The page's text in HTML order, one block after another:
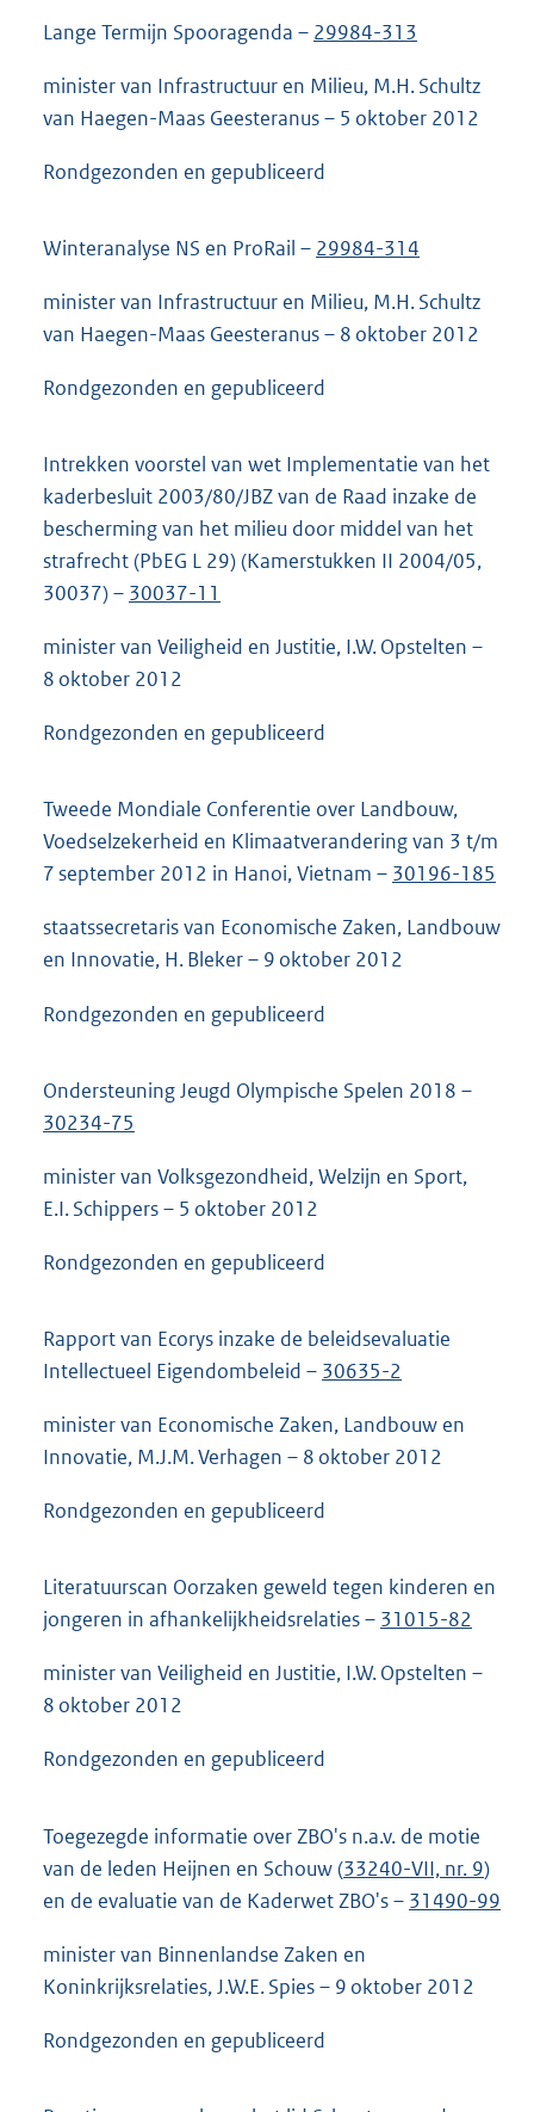
Lange Termijn Spooragenda – 29984-313
minister van Infrastructuur en Milieu, M.H. Schultz
van Haegen-Maas Geesteranus – 5 oktober 2012
Rondgezonden en gepubliceerd
Winteranalyse NS en ProRail – 29984-314
minister van Infrastructuur en Milieu, M.H. Schultz
van Haegen-Maas Geesteranus – 8 oktober 2012
Rondgezonden en gepubliceerd
Intrekken voorstel van wet Implementatie van het
kaderbesluit 2003/80/JBZ van de Raad inzake de
bescherming van het milieu door middel van het
strafrecht (PbEG L 29) (Kamerstukken II 2004/05,
30037) – 30037-11
minister van Veiligheid en Justitie, I.W. Opstelten –
8 oktober 2012
Rondgezonden en gepubliceerd
Tweede Mondiale Conferentie over Landbouw,
Voedselzekerheid en Klimaatverandering van 3 t/m
7 september 2012 in Hanoi, Vietnam – 30196-185
staatssecretaris van Economische Zaken, Landbouw
en Innovatie, H. Bleker – 9 oktober 2012
Rondgezonden en gepubliceerd
Ondersteuning Jeugd Olympische Spelen 2018 –
30234-75
minister van Volksgezondheid, Welzijn en Sport,
E.I. Schippers – 5 oktober 2012
Rondgezonden en gepubliceerd
Rapport van Ecorys inzake de beleidsevaluatie
Intellectueel Eigendombeleid – 30635-2
minister van Economische Zaken, Landbouw en
Innovatie, M.J.M. Verhagen – 8 oktober 2012
Rondgezonden en gepubliceerd
Literatuurscan Oorzaken geweld tegen kinderen en
jongeren in afhankelijkheidsrelaties – 31015-82
minister van Veiligheid en Justitie, I.W. Opstelten –
8 oktober 2012
Rondgezonden en gepubliceerd
Toegezegde informatie over ZBO's n.a.v. de motie
van de leden Heijnen en Schouw (33240-VII, nr. 9)
en de evaluatie van de Kaderwet ZBO's – 31490-99
minister van Binnenlandse Zaken en
Koninkrijksrelaties, J.W.E. Spies – 9 oktober 2012
Rondgezonden en gepubliceerd